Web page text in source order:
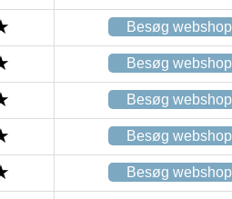
Besøg webshop
Besøg webshop
Besøg webshop
Besøg webshop
Besøg webshop